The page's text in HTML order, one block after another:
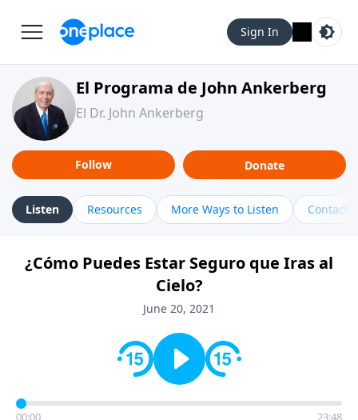
Sign In
El Programa de John Ankerberg
El Dr. John Ankerberg
Follow Donate
Listen Resources More Ways to Listen Contact
¿Cómo Puedes Estar Seguro que Iras al
Cielo?
June 20, 2021
00:00 23:48